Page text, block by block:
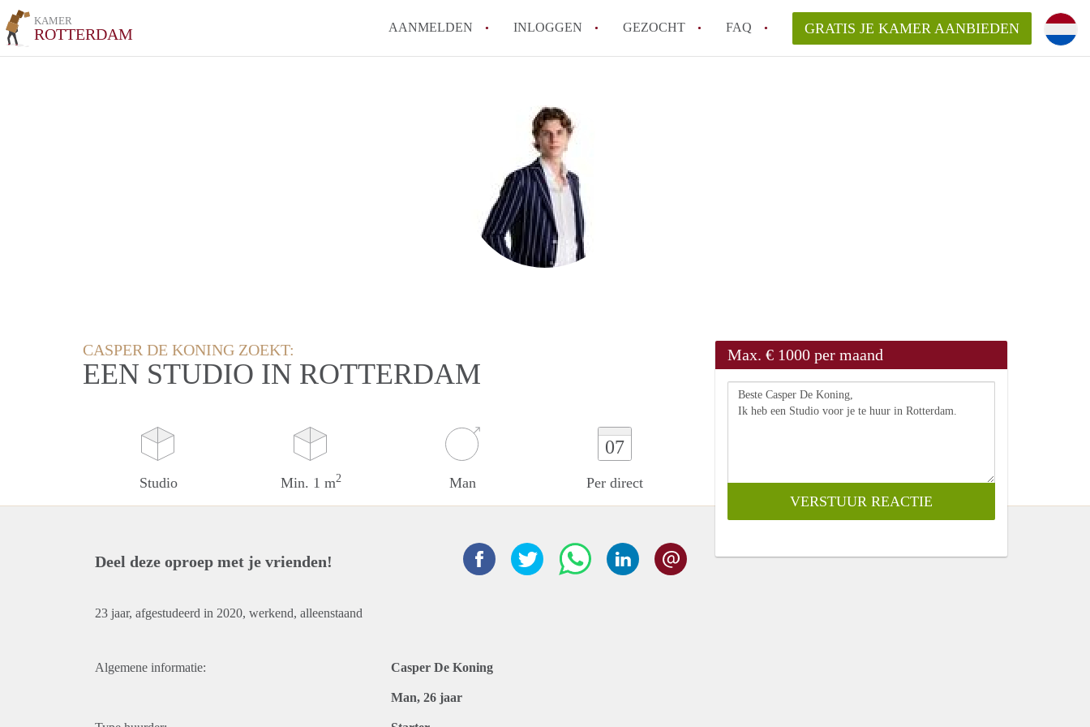
KAMER
ROTTERDAM AANMELDEN INLOGGEN GEZOCHT FAQ
Alle veelgestelde vragen
GRATIS JE KAMER AANBIEDEN
CASPER DE KONING ZOEKT:
EEN STUDIO IN ROTTERDAM
Studio Min. 1 m2 Man
07
Per direct
Max. € 1000 per maand
Deel deze oproep met je vrienden!
23 jaar, afgestudeerd in 2020, werkend, alleenstaand
Algemene informatie: Casper De Koning
Man, 26 jaar